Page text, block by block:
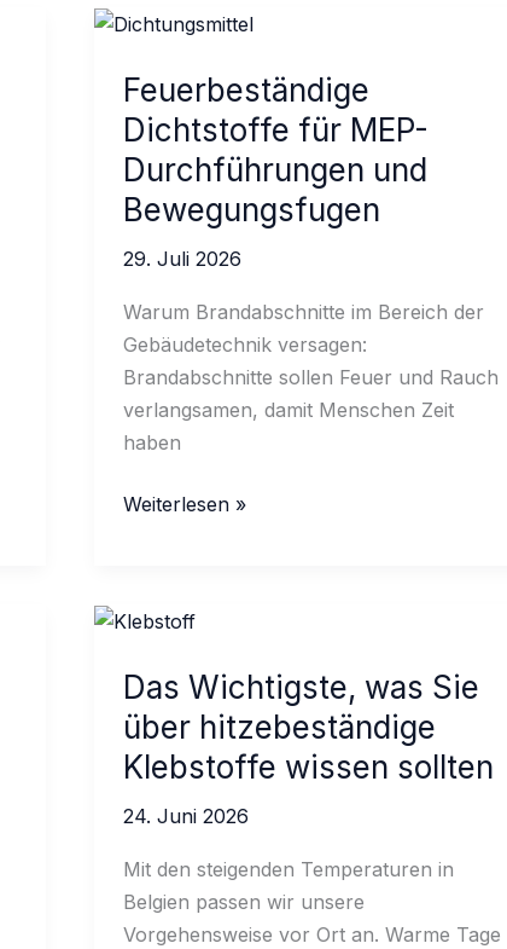
Feuerbeständige
Dichtstoffe für MEP-
Durchführungen und
Bewegungsfugen
29. Juli 2026
Warum Brandabschnitte im Bereich der
Gebäudetechnik versagen:
Brandabschnitte sollen Feuer und Rauch
verlangsamen, damit Menschen Zeit
haben
Feuerbeständige
Durchführungen
Bewegungsfugen
Weiterlesen »
Das Wichtigste, was Sie
über hitzebeständige
Klebstoffe wissen sollten
24. Juni 2026
Mit den steigenden Temperaturen in
Belgien passen wir unsere
Vorgehensweise vor Ort an. Warme Tage